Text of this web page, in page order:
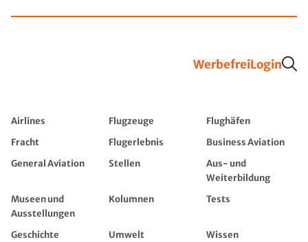
WerbefreiLogin
Airlines Flugzeuge
Flughäfen
Fracht
Flugerlebnis
Business Aviation
General Aviation
Stellen
Aus- und
Weiterbildung
Museen und
Ausstellungen
Kolumnen Tests
Geschichte Umwelt
Wissen